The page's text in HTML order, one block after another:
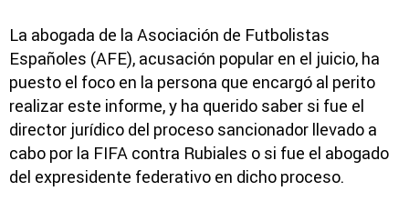
La abogada de la Asociación de Futbolistas
Españoles (AFE), acusación popular en el juicio, ha
puesto el foco en la persona que encargó al perito
realizar este informe, y ha querido saber si fue el
director jurídico del proceso sancionador llevado a
cabo por la FIFA contra Rubiales o si fue el abogado
del expresidente federativo en dicho proceso.